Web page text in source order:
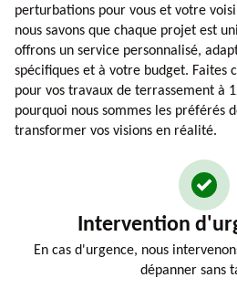
perturbations pour vous et votre
nous savons que chaque projet est
offrons un service personnalisé,
spécifiques et à votre budget. Faites
pour vos travaux de terrassement à
pourquoi nous sommes les préférés
transformer vos visions en réalité.
Intervention
En cas d'urgence, nous
dépanner sans